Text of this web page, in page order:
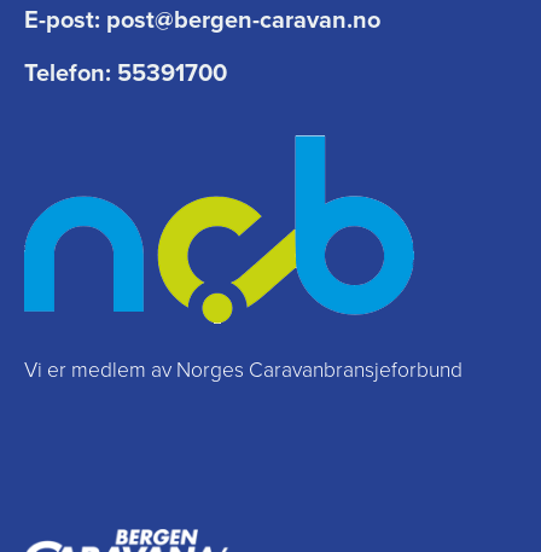
E-post: post@bergen-caravan.no
Telefon: 55391700
Vi er medlem av Norges Caravanbransjeforbund